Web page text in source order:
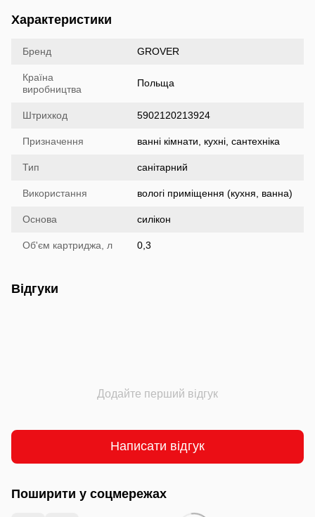
Характеристики
Бренд GROVER
Країна
виробництва
Польща
Штрихкод 5902120213924
Призначення ванні кімнати, кухні, сантехніка
Тип санітарний
Використання вологі приміщення (кухня, ванна)
Основа силікон
Об'єм картриджа, л 0,3
Відгуки
Додайте перший відгук
Написати відгук
Поширити у соцмережах